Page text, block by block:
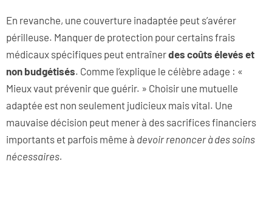
En revanche, une couverture inadaptée peut s’avérer
périlleuse. Manquer de protection pour certains frais
médicaux spécifiques peut entraînerdes coûts élevés et
non budgétisés. Comme l’explique le célèbre adage : «
Mieux vaut prévenir que guérir. » Choisir une mutuelle
adaptée est non seulement judicieux mais vital. Une
mauvaise décision peut mener à des sacrifices financiers
importants et parfois même à devoir renoncer à des soins
nécessaires.